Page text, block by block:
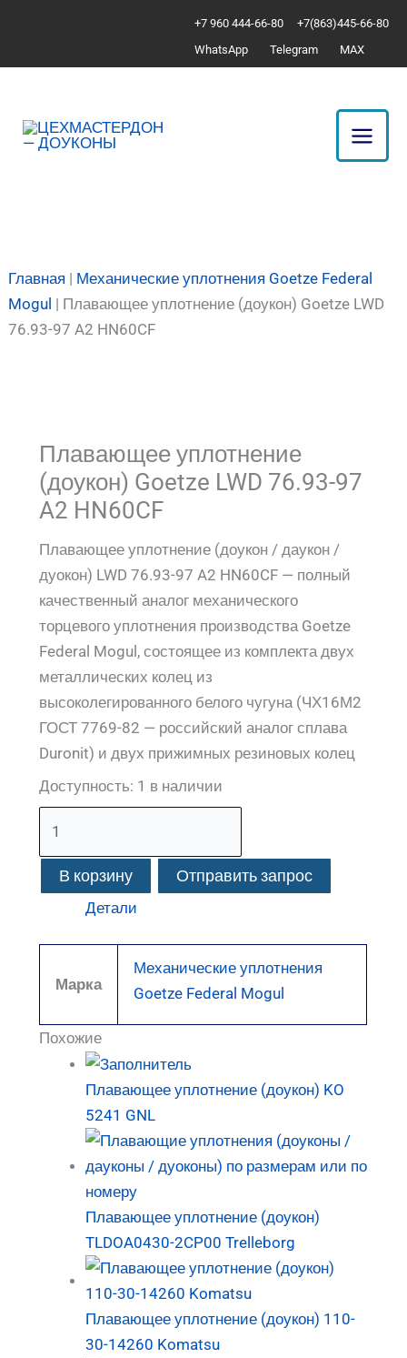
содержимому
+7 960 444-66-80
+7(863)445-66-80
WhatsApp
Telegram MAX
Главная | Механические уплотнения Goetze Federal
Mogul | Плавающее уплотнение (доукон) Goetze LWD
76.93-97 A2 HN60CF
Плавающее уплотнение
(доукон) Goetze LWD 76.93-97
A2 HN60CF
Плавающее уплотнение (доукон / даукон /
дуокон) LWD 76.93-97 A2 HN60CF — полный
качественный аналог механического
торцевого уплотнения производства Goetze
Federal Mogul, состоящее из комплекта двух
металлических колец из
высоколегированного белого чугуна (ЧХ16М2
ГОСТ 7769-82 — российский аналог сплава
Duronit) и двух прижимных резиновых колец
Доступность: 1 в наличии
Плавающее
Goetze
В корзину Отправить запрос
Детали
Марка
Механические уплотнения
Goetze Federal Mogul
Похожие
Плавающее уплотнение (доукон) KO
5241 GNL
Плавающее уплотнение (доукон)
TLDOA0430-2CP00 Trelleborg
Плавающее уплотнение (доукон) 110-
30-14260 Komatsu